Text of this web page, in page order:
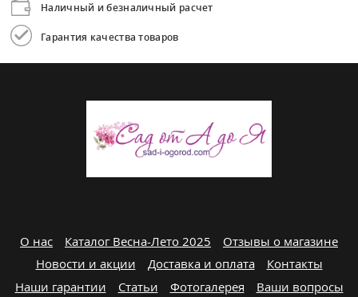
Наличный и безналичный расчет
Гарантия качества товаров
О нас Каталог Весна-Лето 2025
Отзывы о магазине
Новости и акции
Доставка и оплата
Контакты
Наши гарантии
Статьи Фотогалерея
Ваши вопросы